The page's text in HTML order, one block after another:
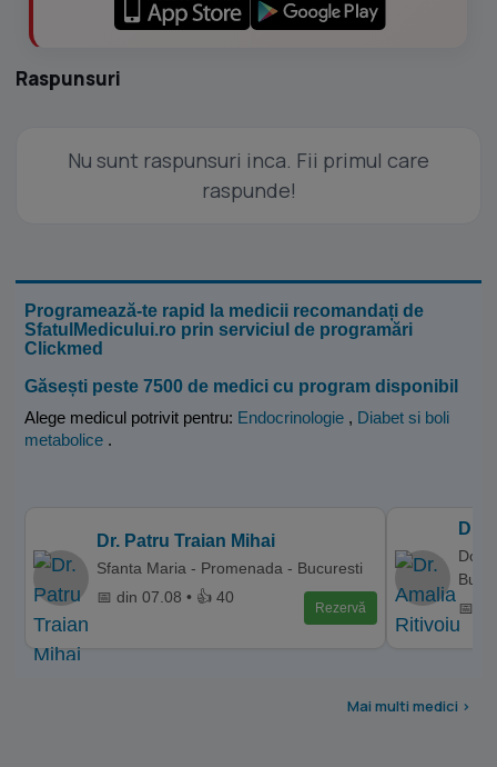
Raspunsuri
Nu sunt raspunsuri inca. Fii primul care
raspunde!
Programează-te rapid la medicii recomandați de
SfatulMedicului.ro prin serviciul de programări
Clickmed
Găsești peste 7500 de medici cu program disponibil
Alege medicul potrivit pentru: Endocrinologie , Diabet si boli
metabolice .
Dr. Patru Traian Mihai
Sfanta Maria - Promenada - Bucuresti
📅 din 07.08 • 👍 40
Rezervă
Dr.
📅
Mai multi medici >